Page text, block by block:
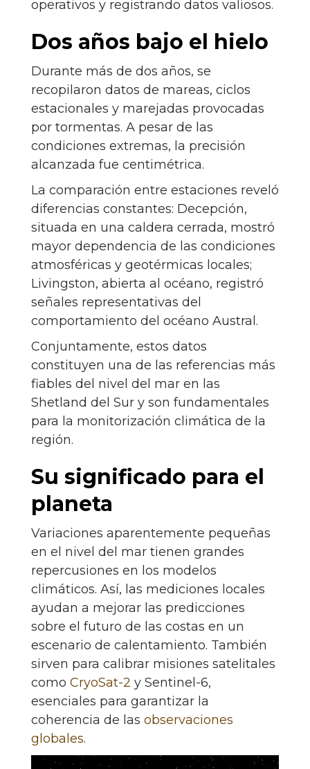
operativos y registrando datos valiosos.
Dos años bajo el hielo
Durante más de dos años, se
recopilaron datos de mareas, ciclos
estacionales y marejadas provocadas
por tormentas. A pesar de las
condiciones extremas, la precisión
alcanzada fue centimétrica.
La comparación entre estaciones reveló
diferencias constantes: Decepción,
situada en una caldera cerrada, mostró
mayor dependencia de las condiciones
atmosféricas y geotérmicas locales;
Livingston, abierta al océano, registró
señales representativas del
comportamiento del océano Austral.
Conjuntamente, estos datos
constituyen una de las referencias más
fiables del nivel del mar en las
Shetland del Sur y son fundamentales
para la monitorización climática de la
región.
Su significado para el
planeta
Variaciones aparentemente pequeñas
en el nivel del mar tienen grandes
repercusiones en los modelos
climáticos. Así, las mediciones locales
ayudan a mejorar las predicciones
sobre el futuro de las costas en un
escenario de calentamiento. También
sirven para calibrar misiones satelitales
como CryoSat-2 y Sentinel-6,
esenciales para garantizar la
coherencia de las observaciones
globales.